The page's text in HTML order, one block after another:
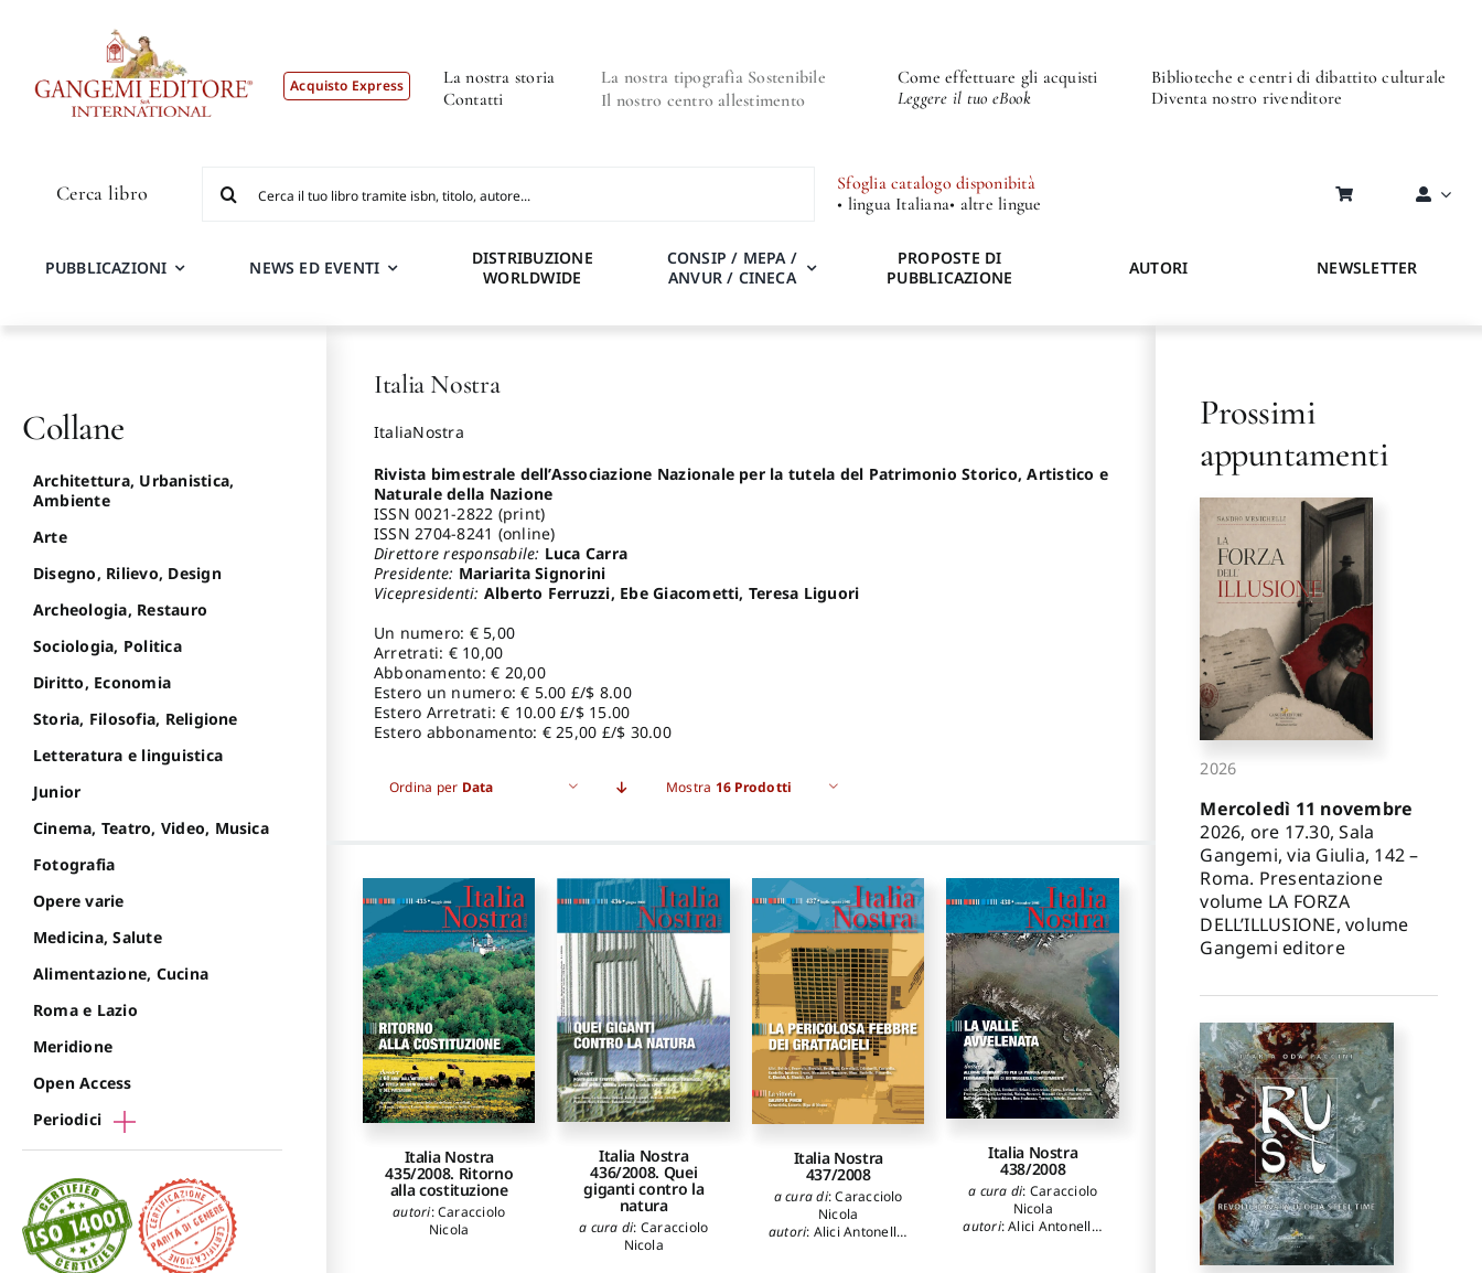
Acquisto Express
La nostra storia
Contatti
La nostra tipografia Sostenibile
Il nostro centro allestimento
Come effettuare gli acquisti
Leggere il tuo eBook
Biblioteche e centri di dibattito culturale
Diventa nostro rivenditore
Cerca libro
per:
Sfoglia catalogo disponibità
• lingua Italiana• altre lingue
PUBBLICAZIONI NEWS ED EVENTI
DISTRIBUZIONE
WORLDWIDE
CONSIP / MEPA /
ANVUR / CINECA
PROPOSTE DI
PUBBLICAZIONE
AUTORI NEWSLETTER
Italia Nostra
ItaliaNostra
Rivista bimestrale dell’Associazione Nazionale per la tutela del Patrimonio Storico, Artistico e
Naturale della Nazione
ISSN 0021-2822 (print)
ISSN 2704-8241 (online)
Direttore responsabile: Luca Carra
Presidente: Mariarita Signorini
Vicepresidenti: Alberto Ferruzzi, Ebe Giacometti, Teresa Liguori
Un numero: € 5,00
Arretrati: € 10,00
Abbonamento: € 20,00
Estero un numero: € 5.00 £/$ 8.00
Estero Arretrati: € 10.00 £/$ 15.00
Estero abbonamento: € 25,00 £/$ 30.00
Ordina per Data Mostra 16 Prodotti
Italia Nostra
435/2008. Ritorno
alla costituzione
autori:Caracciolo
Nicola
Italia Nostra
436/2008. Quei
giganti contro la
natura
a cura di: Caracciolo
Nicola
Italia Nostra
437/2008
a cura di:Caracciolo
Nicola
autori: Alici Antonello,
Italia Nostra
438/2008
a cura di: Caracciolo
Nicola
autori:Alici Antonello,
Collane
Architettura, Urbanistica,
Ambiente
Arte
Disegno, Rilievo, Design
Archeologia, Restauro
Sociologia, Politica
Diritto, Economia
Storia, Filosofia, Religione
Letteratura e linguistica
Junior
Cinema, Teatro, Video, Musica
Fotografia
Opere varie
Medicina, Salute
Alimentazione, Cucina
Roma e Lazio
Meridione
Open Access
Periodici
Prossimi
appuntamenti
2026
Mercoledì 11 novembre
2026, ore 17.30, Sala
Gangemi, via Giulia, 142 –
Roma. Presentazione
volume LA FORZA
DELL’ILLUSIONE, volume
Gangemi editore